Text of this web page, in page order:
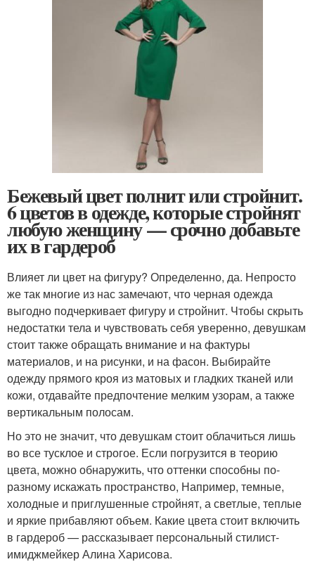
Бежевый цвет полнит или стройнит.
6 цветов в одежде, которые стройнят
любую женщину — срочно добавьте
их в гардероб
Влияет ли цвет на фигуру? Определенно, да. Непросто
же так многие из нас замечают, что черная одежда
выгодно подчеркивает фигуру и стройнит. Чтобы скрыть
недостатки тела и чувствовать себя уверенно, девушкам
стоит также обращать внимание и на фактуры
материалов, и на рисунки, и на фасон. Выбирайте
одежду прямого кроя из матовых и гладких тканей или
кожи, отдавайте предпочтение мелким узорам, а также
вертикальным полосам.
Но это не значит, что девушкам стоит облачиться лишь
во все тусклое и строгое. Если погрузится в теорию
цвета, можно обнаружить, что оттенки способны по-
разному искажать пространство, Например, темные,
холодные и приглушенные стройнят, а светлые, теплые
и яркие прибавляют объем. Какие цвета стоит включить
в гардероб — рассказывает персональный стилист-
имиджмейкер Алина Харисова.